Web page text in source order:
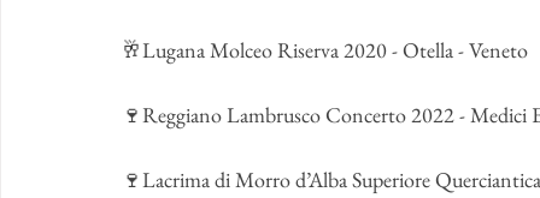
🥂Lugana Molceo Riserva 2020 - Otella - Veneto
🍷Reggiano Lambrusco Concerto 2022 - Medici
🍷Lacrima di Morro d’Alba Superiore